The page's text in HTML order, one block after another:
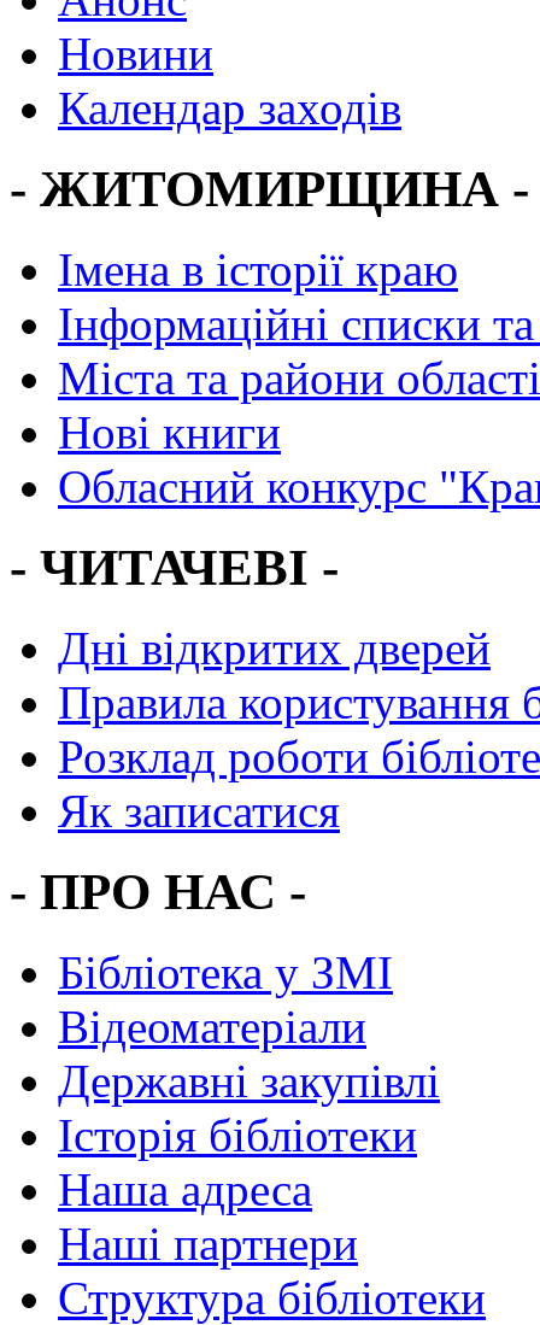
Новини
Календар заходів
- ЖИТОМИРЩИНА -
Імена в історії краю
Інформаційні списки
Міста та райони області
Нові книги
Обласний конкурс
- ЧИТАЧЕВІ -
Дні відкритих дверей
Правила користування
Розклад роботи
Як записатися
- ПРО НАС -
Бібліотека у ЗМІ
Відеоматеріали
Державні закупівлі
Історія бібліотеки
Наша адреса
Наші партнери
Структура бібліотеки